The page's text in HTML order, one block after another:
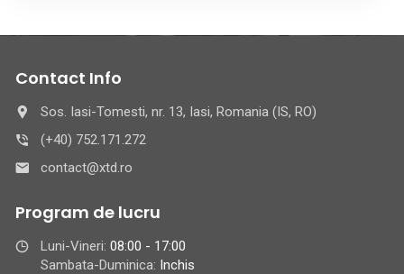
Contact Info
Sos. Iasi-Tomesti, nr. 13, Iasi, Romania (IS, RO)
(+40) 752.171.272
contact@xtd.ro
Program de lucru
Luni-Vineri: 08:00 - 17:00
Sambata-Duminica: Inchis